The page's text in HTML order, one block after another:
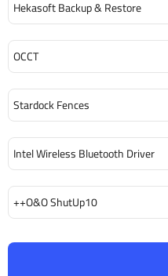
Hekasoft Backup & Restore
OCCT
Stardock Fences
Intel Wireless Bluetooth Driver
O&O ShutUp10++